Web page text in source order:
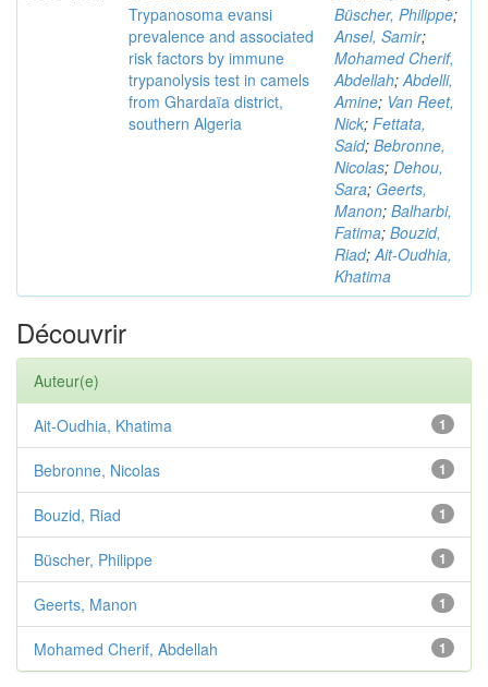
Trypanosoma evansi
prevalence and associated
risk factors by immune
trypanolysis test in camels
from Ghardaïa district,
southern Algeria
Büscher, Philippe;
Ansel, Samir;
Mohamed Cherif,
Abdellah;Abdelli,
Amine; Van Reet,
Nick; Fettata,
Said; Bebronne,
Nicolas; Dehou,
Sara; Geerts,
Manon; Balharbi,
Fatima; Bouzid,
Riad;Ait-Oudhia,
Khatima
Découvrir
Auteur(e)
1
Ait-Oudhia, Khatima
1
Bebronne, Nicolas
1
Bouzid, Riad
1
Büscher, Philippe
1
Geerts, Manon
1
Mohamed Cherif, Abdellah